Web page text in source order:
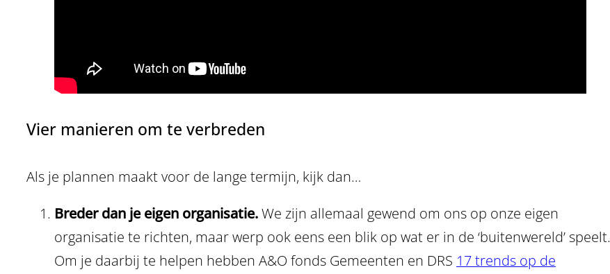
Vier manieren om te verbreden
Als je plannen maakt voor de lange termijn, kijk dan…
Breder dan je eigen organisatie.We zijn allemaal gewend om ons op onze eigen
organisatie te richten, maar werp ook eens een blik op wat er in de ‘buitenwereld’ speelt.
Om je daarbij te helpen hebben A&O fonds Gemeenten en DRS 17 trends op de